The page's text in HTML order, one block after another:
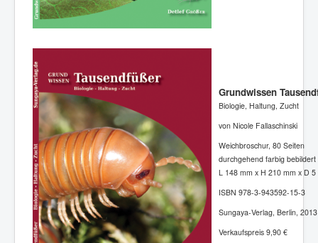
Grundwissen
Biologie, Haltung, Zucht
von Nicole Fallaschinski
Weichbroschur, 80 Seiten
durchgehend farbig bebildert
L 148 mm x H 210 mm x D
ISBN 978-3-943592-15-3
Sungaya-Verlag, Berlin, 2013
Verkaufspreis 9,90 €